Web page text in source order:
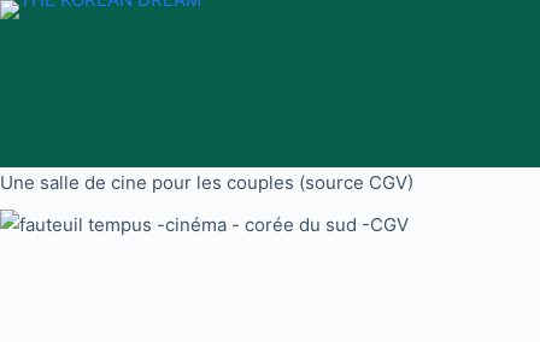
Passer
Une salle de cine pour les couples (source CGV)